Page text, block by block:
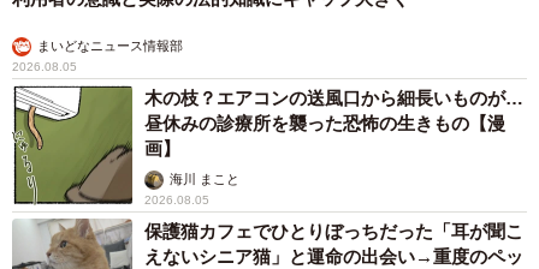
まいどなニュース情報部
2026.08.05
木の枝？エアコンの送風口から細長いものが…
昼休みの診療所を襲った恐怖の生きもの【漫
画】
海川 まこと
2026.08.05
保護猫カフェでひとりぼっちだった「耳が聞こ
えないシニア猫」と運命の出会い→重度のペッ